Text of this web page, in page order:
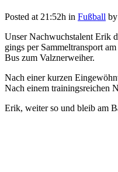
Posted at 21:52h in Fußball by
Unser Nachwuchstalent Erik
gings per Sammeltransport
Bus zum Valznerweiher.
Nach einer kurzen
Nach einem trainingsreichen
Erik, weiter so und bleib am